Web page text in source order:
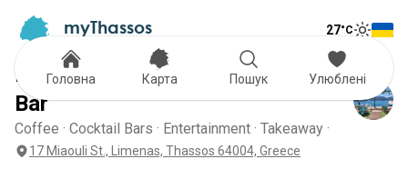
myThassos 27°C
Remezzo En Karanti Cafe Beach
Bar
Coffee · Cocktail Bars · Entertainment · Takeaway ·
17 Miaouli St., Limenas, Thassos 64004, Greece
Головна Карта Пошук Улюблені